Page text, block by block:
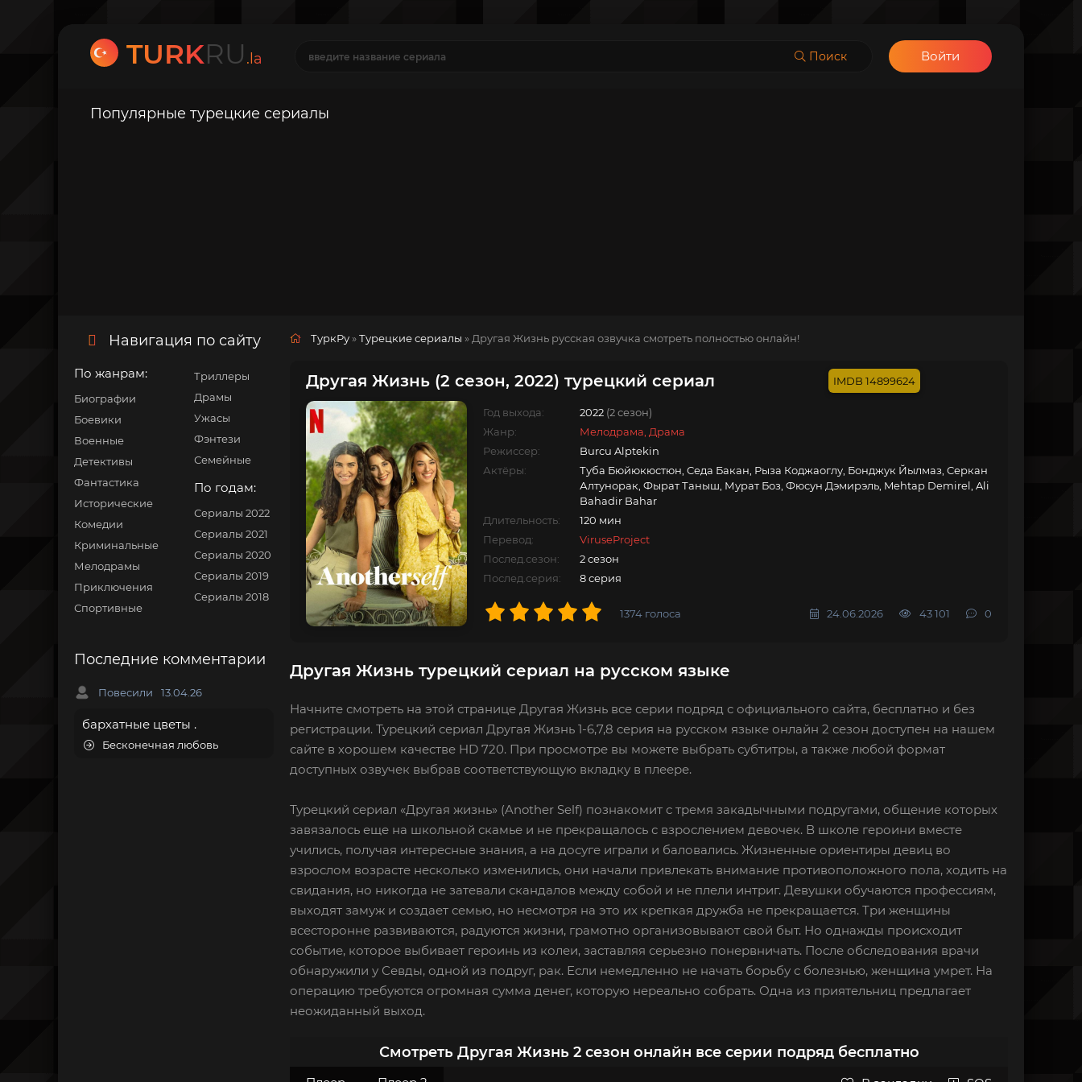
TURKRU .la Поиск Войти
Популярные турецкие сериалы
Навигация по сайту
По жанрам:
Биографии
Боевики
Военные
Детективы
Фантастика
Исторические
Комедии
Криминальные
Мелодрамы
Приключения
Спортивные
Триллеры
Драмы
Ужасы
Фэнтези
Семейные
По годам:
Сериалы 2022
Сериалы 2021
Сериалы 2020
Сериалы 2019
Сериалы 2018
Последние комментарии
Повесили 13.04.26
бархатные цветы .
Бесконечная любовь
ТуркРу »Турецкие сериалы » Другая Жизнь русская озвучка смотреть полностью онлайн!
Другая Жизнь (2 сезон, 2022) турецкий сериал 14899624
Год выхода: 2022 (2 сезон)
Жанр:
Мелодрама, Драма
Режиссер:
Burcu Alptekin
Актёры:
Туба Бюйюкюстюн, Седа Бакан, Рыза Коджаоглу, Бонджук Йылмаз, Серкан
Алтунорак, Фырат Таныш, Мурат Боз, Фюсун Дэмирэль, Mehtap Demirel, Ali
Bahadir Bahar
Длительность:
120 мин
Перевод:
ViruseProject
Послед.сезон:
2 сезон
Послед.серия:
8 серия
1374 голоса 24.06.2026 43 101 0
Другая Жизнь турецкий сериал на русском языке
Начните смотреть на этой странице Другая Жизнь все серии подряд с официального сайта, бесплатно и без
регистрации. Турецкий сериал Другая Жизнь 1-6,7,8 серия на русском языке онлайн 2 сезон доступен на нашем
сайте в хорошем качестве HD 720. При просмотре вы можете выбрать субтитры, а также любой формат
доступных озвучек выбрав соответствующую вкладку в плеере.
Турецкий сериал «Другая жизнь» (Another Self) познакомит с тремя закадычными подругами, общение которых
завязалось еще на школьной скамье и не прекращалось с взрослением девочек. В школе героини вместе
учились, получая интересные знания, а на досуге играли и баловались. Жизненные ориентиры девиц во
взрослом возрасте несколько изменились, они начали привлекать внимание противоположного пола, ходить на
свидания, но никогда не затевали скандалов между собой и не плели интриг. Девушки обучаются профессиям,
выходят замуж и создает семью, но несмотря на это их крепкая дружба не прекращается. Три женщины
всесторонне развиваются, радуются жизни, грамотно организовывают свой быт. Но однажды происходит
событие, которое выбивает героинь из колеи, заставляя серьезно понервничать. После обследования врачи
обнаружили у Севды, одной из подруг, рак. Если немедленно не начать борьбу с болезнью, женщина умрет. На
операцию требуются огромная сумма денег, которую нереально собрать. Одна из приятельниц предлагает
неожиданный выход.
Смотреть Другая Жизнь 2 сезон онлайн все серии подряд бесплатно